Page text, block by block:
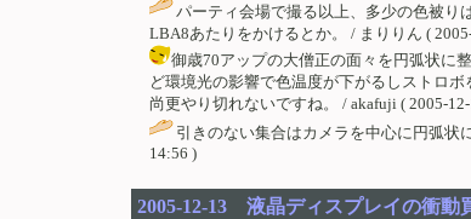
パーティ会場で撮る以上、多少の色被り
LBA8あたりをかけるとか。 / まりりん (
御歳70アップの大僧正の面々を円弧状に
ど環境光の影響で色温度が下がるしストロ
尚更やり切れないですね。 / akafuji ( 2005-
引きのない集合はカメラを中心に円弧状
14:56 )
2005-12-13 液晶ディスプレイの衝動